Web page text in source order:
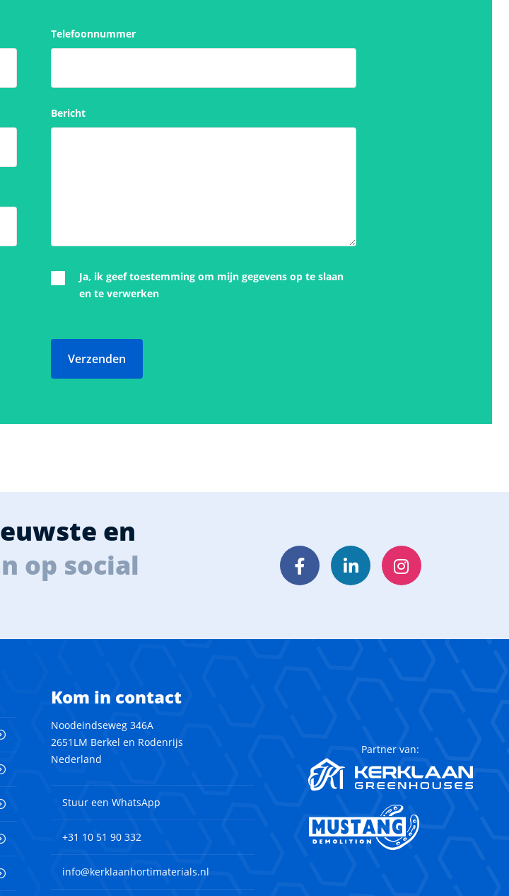
Telefoonnummer
Bericht
Ja, ik geef toestemming om mijn gegevens op te slaan
en te verwerken
Verzenden
en
op social
FacebookLinkedInInstagram
Kom in contact
Noodeindseweg 346A
2651LM Berkel en Rodenrijs
Nederland
Stuur een WhatsApp
+31 10 51 90 332
info@kerklaanhortimaterials.nl
Partner van: